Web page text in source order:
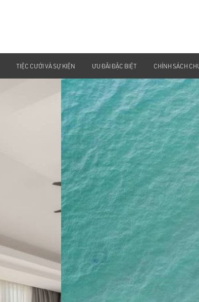
TIỆC CƯỚI VÀ SỰ KIỆN ƯU ĐÃI ĐẶC BIỆT CHÍNH SÁCH